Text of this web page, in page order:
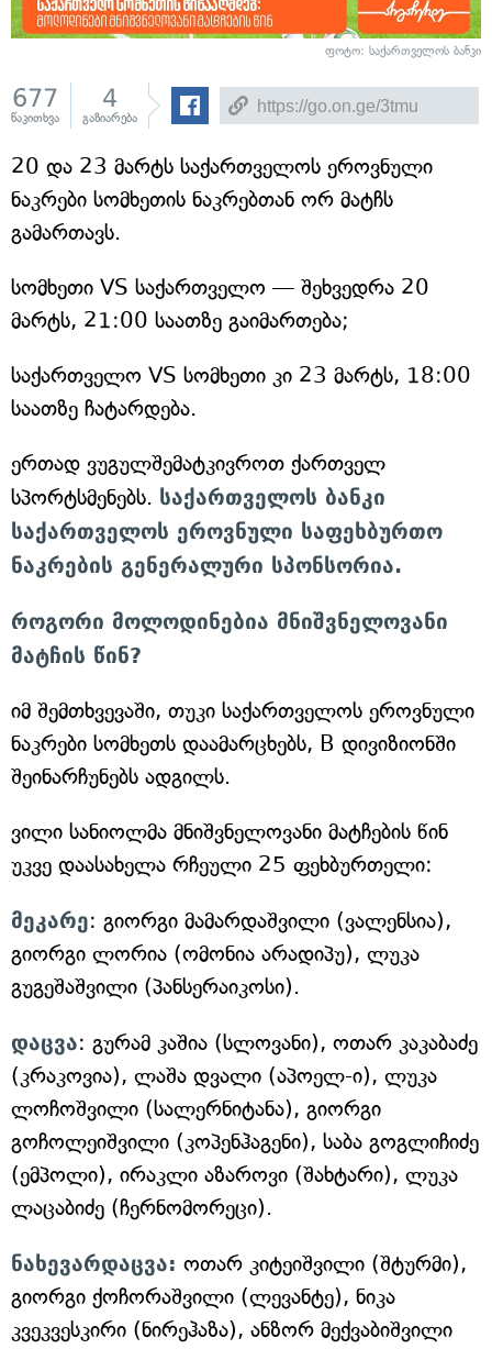
ფოტო: საქართველოს ბანკი
677
წაკითხვა
4
გაზიარება
20 და 23 მარტს საქართველოს ეროვნული
ნაკრები სომხეთის ნაკრებთან ორ მატჩს
გამართავს.
სომხეთი VS საქართველო — შეხვედრა 20
მარტს, 21:00 საათზე გაიმართება;
საქართველო VS სომხეთი კი 23 მარტს, 18:00
საათზე ჩატარდება.
ერთად ვუგულშემატკივროთ ქართველ
სპორტსმენებს. საქართველოს ბანკი
საქართველოს ეროვნული საფეხბურთო
ნაკრების გენერალური სპონსორია.
როგორი მოლოდინებია მნიშვნელოვანი
მატჩის წინ?
იმ შემთხვევაში, თუკი საქართველოს ეროვნული
ნაკრები სომხეთს დაამარცხებს, B დივიზიონში
შეინარჩუნებს ადგილს.
ვილი სანიოლმა მნიშვნელოვანი მატჩების წინ
უკვე დაასახელა რჩეული 25 ფეხბურთელი:
მეკარე: გიორგი მამარდაშვილი (ვალენსია),
გიორგი ლორია (ომონია არადიპუ), ლუკა
გუგეშაშვილი (პანსერაიკოსი).
დაცვა: გურამ კაშია (სლოვანი), ოთარ კაკაბაძე
(კრაკოვია), ლაშა დვალი (აპოელ-ი), ლუკა
ლოჩოშვილი (სალერნიტანა), გიორგი
გოჩოლეიშვილი (კოპენჰაგენი), საბა გოგლიჩიძე
(ემპოლი), ირაკლი აზაროვი (შახტარი), ლუკა
ლაცაბიძე (ჩერნომორეცი).
ნახევარდაცვა: ოთარ კიტეიშვილი (შტურმი),
გიორგი ქოჩორაშვილი (ლევანტე), ნიკა
კვეკვესკირი (ნირეჰაზა), ანზორ მექვაბიშვილი